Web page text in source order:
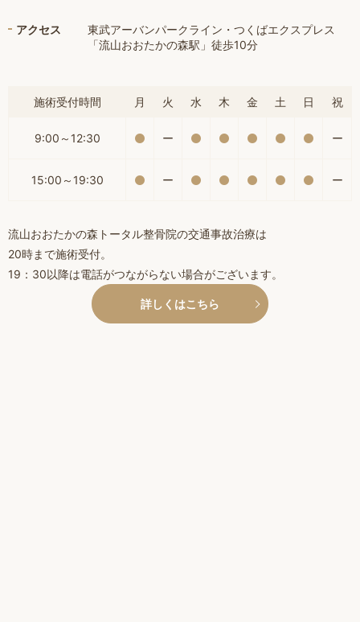
アクセス
東武アーバンパークライン・つくばエクスプレス
「流山おおたかの森駅」徒歩10分
施術受付時間 月 火 水 木 金 土 日 祝
9:00～12:30 ー ー
15:00～19:30 ー ー
流山おおたかの森トータル整骨院の交通事故治療は
20時まで施術受付。
19：30以降は電話がつながらない場合がございます。
詳しくはこちら